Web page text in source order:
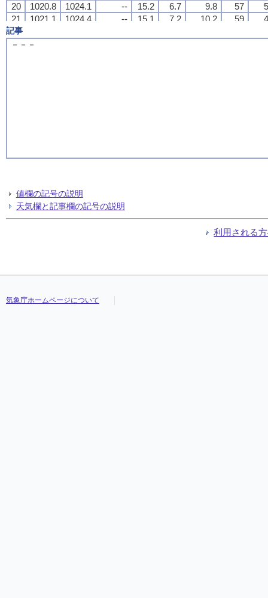
20
1020.8 1024.1 -- 15.2 6.7 9.8 57
21
1021.1 1024.4 -- 15.1 7.2 10.2 59
22
23
1020.9
20
1020.8 1024.1 -- 15.2 6.7 9.8 57
21
1021.1 1024.4 -- 15.1 7.2 10.2 59
22
23
1020.9
20
1020.8 1024.1 -- 15.2 6.7 9.8 57
21
1021.1 1024.4 -- 15.1 7.2 10.2 59
22
23
1020.9
20
1020.8 1024.1 -- 15.2 6.7 9.8 57
21
1021.1 1024.4 -- 15.1 7.2 10.2 59
22
23
1020.9
記事
－－－
値欄の記号の説明
天気欄と記事欄の記号の説明
利用される
気象庁ホームページについて